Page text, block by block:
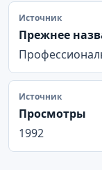
Источник
Прежнее
Источник
Просмотры
1992